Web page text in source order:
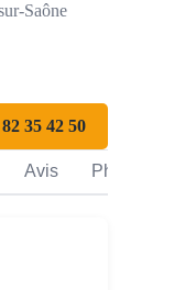
Saône
35 42 50
Avis Photos